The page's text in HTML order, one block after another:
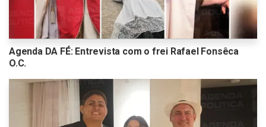
Agenda DA FÉ: Entrevista com o frei Rafael Fonsêca
O.C.